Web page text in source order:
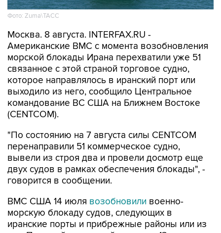
Москва. 8 августа. INTERFAX.RU -
морской блокады Ирана перехватили уже 51
связанное с этой страной торговое судно,
которое направлялось в иранский порт или
выходило из него, сообщило Центральное
командование ВС США на Ближнем Востоке
(CENTCOM).
"По состоянию на 7 августа силы CENTCOM
вывели из строя два и провели досмотр еще
двух судов в рамках обеспечения блокады", -
говорится в сообщении.
ВМС США 14 июлявозобновили
иранские порты и прибрежные районы или из
них. Прежний режим действовал с 13 апреля по
18 июня.